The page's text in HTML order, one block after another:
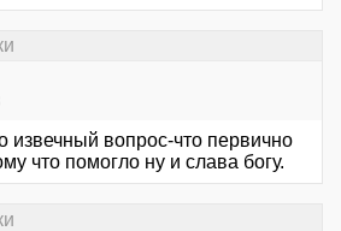
извечный вопрос-что первично
что помогло ну и слава богу.